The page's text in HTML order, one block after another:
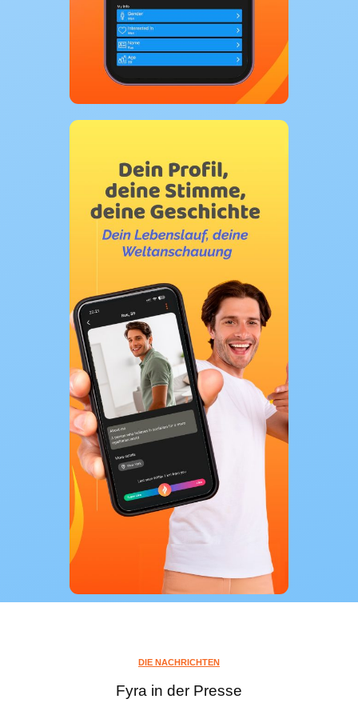
DIE NACHRICHTEN
Fyra in der Presse